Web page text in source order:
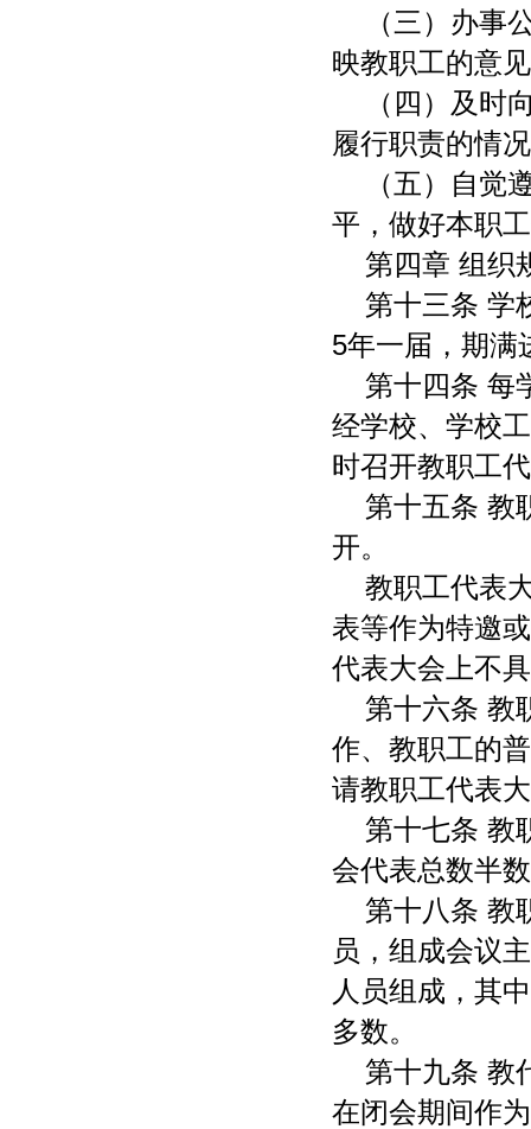
（三）办事
映教职工的意
（四）及时
履行职责的情
（五）自觉
平，做好本职
第四章 组织
第十三条 学
5年一届，期满
第十四条 每
经学校、学校
时召开教职工
第十五条 教
开。
教职工代表
表等作为特邀
代表大会上不
第十六条 教
作、教职工的
请教职工代表
第十七条 教
会代表总数半
第十八条 教
员，组成会议
人员组成，其
多数。
第十九条 教
在闭会期间作